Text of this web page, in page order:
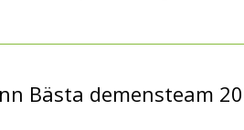
Bästa demensteam